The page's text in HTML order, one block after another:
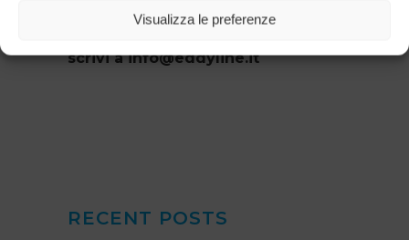
Visualizza le preferenze
Per maggiori informazioni chiama
scrivi a info@eddyline.it
RECENT POSTS